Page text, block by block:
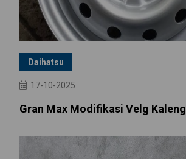
Daihatsu
17-10-2025
Gran Max Modifikasi Velg Kaleng